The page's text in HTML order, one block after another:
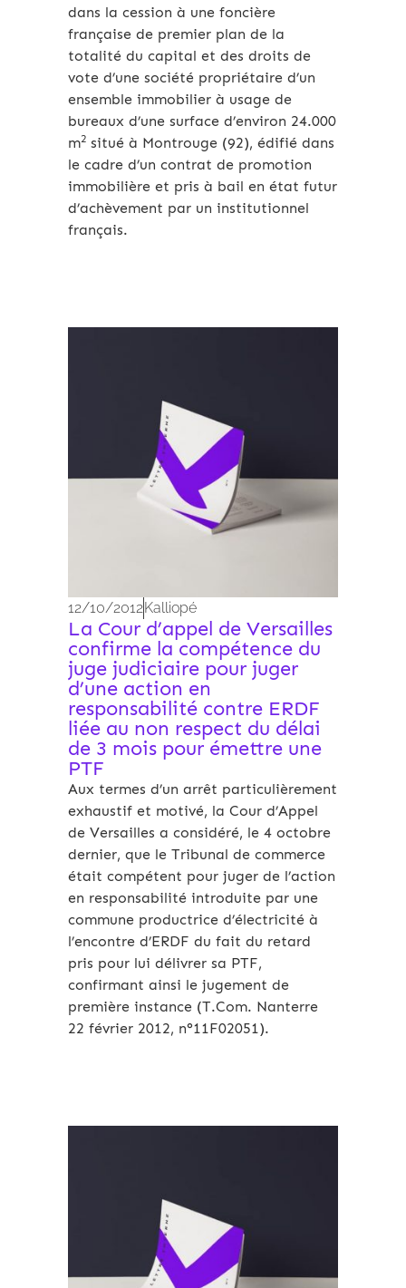
dans la cession à une foncière
française de premier plan de la
totalité du capital et des droits de
vote d’une société propriétaire d’un
ensemble immobilier à usage de
bureaux d’une surface d’environ 24.000
m2 situé à Montrouge (92), édifié dans
le cadre d’un contrat de promotion
immobilière et pris à bail en état futur
d’achèvement par un institutionnel
français.
12/10/2012Kalliopé
La Cour d’appel de Versailles
confirme la compétence du
juge judiciaire pour juger
d’une action en
responsabilité contre ERDF
liée au non respect du délai
de 3 mois pour émettre une
PTF
Aux termes d’un arrêt particulièrement
exhaustif et motivé, la Cour d’Appel
de Versailles a considéré, le 4 octobre
dernier, que le Tribunal de commerce
était compétent pour juger de l’action
en responsabilité introduite par une
commune productrice d’électricité à
l’encontre d’ERDF du fait du retard
pris pour lui délivrer sa PTF,
confirmant ainsi le jugement de
première instance (T.Com. Nanterre
22 février 2012, n°11F02051).